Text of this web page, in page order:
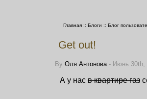
Главная :: Блоги :: Блог
Get out!
By Оля Антонова- Июнь 30th,
А у нас в квартире газ